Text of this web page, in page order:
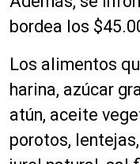
bordea los
Los alimentos
harina, azúcar
atún, aceite
porotos,